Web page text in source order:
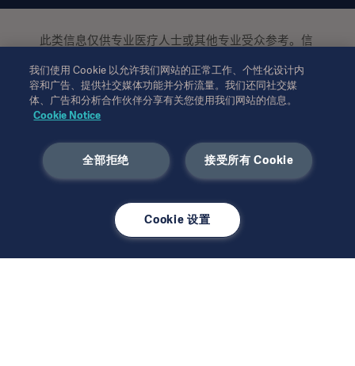
此类信息仅供专业医疗人士或其他专业受众参考。信
议。对于任一方基于本材料的作为或不作为，Getinge
均不承担任何责任或义务。依赖此类信息的使用风险
完全由用户个人承担。
所提及的疗法、解决方案或产品可能在您的国家无法
使用或被禁止使用。未经
Getinge书面许可，不得复
制或使用全部或部分信息。
所表达的观点、意见和论断完全为受访者观点，不一
Getinge的观点。
我们使用 Cookie 以允许我们网站的正常工作、个性化设计内
容和广告、提供社交媒体功能并分析流量。我们还同社交媒
体、广告和分析合作伙伴分享有关您使用我们网站的信息。
Cookie Notice
接受所有 Cookie
全部拒绝
Cookie 设置